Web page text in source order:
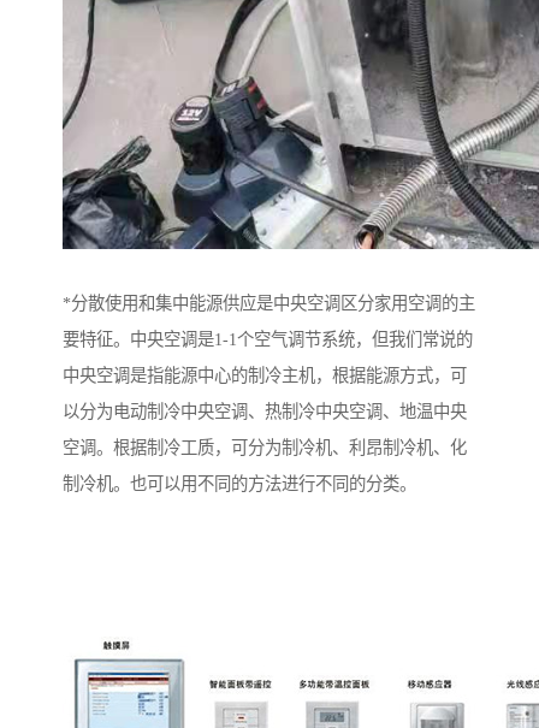
*分散使用和集中能源供应是中央空调区分家用空调的主
要特征。中央空调是1-1个空气调节系统，但我们常说的
中央空调是指能源中心的制冷主机，根据能源方式，可
以分为电动制冷中央空调、热制冷中央空调、地温中央
空调。根据制冷工质，可分为制冷机、利昂制冷机、化
制冷机。也可以用不同的方法进行不同的分类。